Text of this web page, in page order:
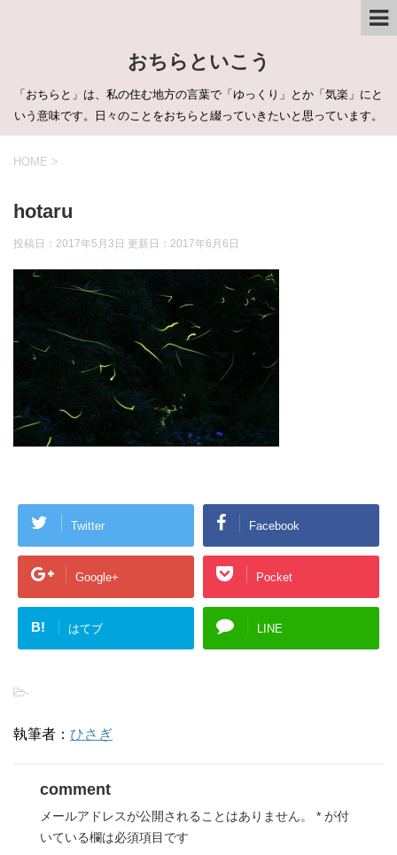
おちらといこう
「おちらと」は、私の住む地方の言葉で「ゆっくり」とか「気楽」にと
いう意味です。日々のことをおちらと綴っていきたいと思っています。
HOME >
hotaru
投稿日：2017年5月3日 更新日： 2017年6月6日
Twitter Facebook
Google+ Pocket
B! はてブ LINE
-
執筆者： ひさぎ
comment
メールアドレスが公開されることはありません。 * が付
いている欄は必須項目です